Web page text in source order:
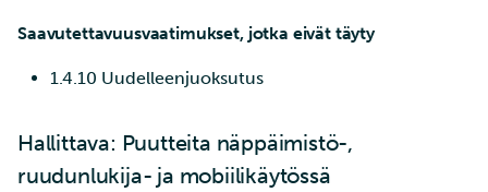
Saavutettavuusvaatimukset, jotka eivät täyty
1.4.10 Uudelleenjuoksutus
Hallittava: Puutteita näppäimistö-,
ruudunlukija- ja mobiilikäytössä